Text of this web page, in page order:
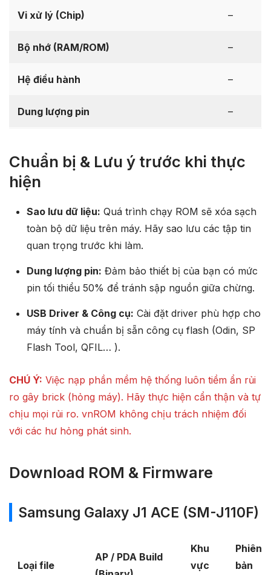
Vi xử lý (Chip) –
Bộ nhớ (RAM/ROM) –
Hệ điều hành –
Dung lượng pin –
Chuẩn bị & Lưu ý trước khi thực
hiện
Sao lưu dữ liệu: Quá trình chạy ROM sẽ xóa sạch
toàn bộ dữ liệu trên máy. Hãy sao lưu các tập tin
quan trọng trước khi làm.
Dung lượng pin: Đảm bảo thiết bị của bạn có mức
pin tối thiểu 50% để tránh sập nguồn giữa chừng.
USB Driver & Công cụ: Cài đặt driver phù hợp cho
máy tính và chuẩn bị sẵn công cụ flash (Odin, SP
Flash Tool, QFIL… ).
CHÚ Ý: Việc nạp phần mềm hệ thống luôn tiềm ẩn rủi
ro gây brick (hỏng máy). Hãy thực hiện cẩn thận và tự
chịu mọi rủi ro. vnROM không chịu trách nhiệm đối
với các hư hỏng phát sinh.
Download ROM & Firmware
Samsung Galaxy J1 ACE (SM-J110F)
Loại file
AP / PDA Build
Khu
vực
Phiên
bản